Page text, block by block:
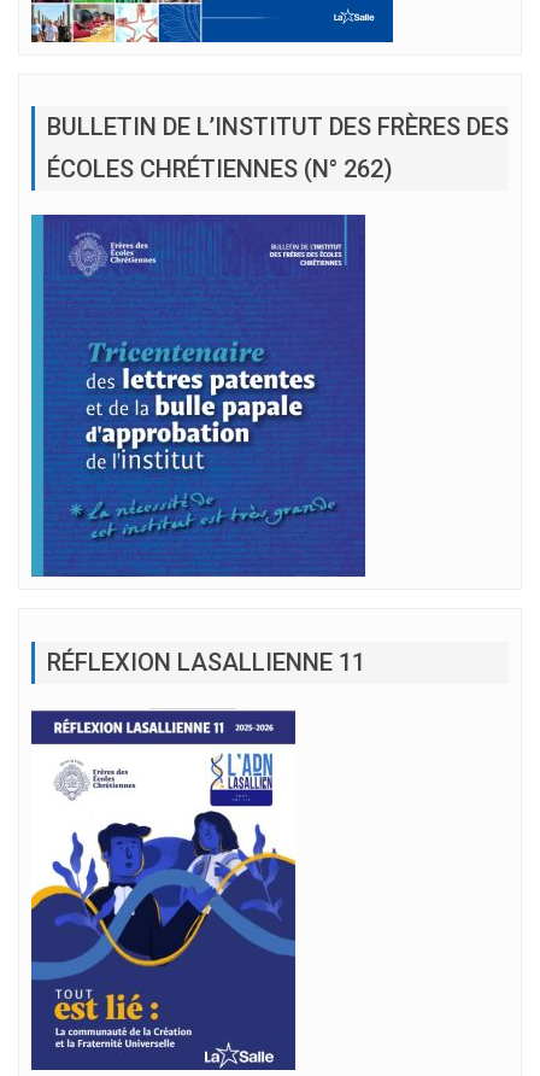
BULLETIN DE L’INSTITUT DES FRÈRES DES
ÉCOLES CHRÉTIENNES (N° 262)
RÉFLEXION LASALLIENNE 11